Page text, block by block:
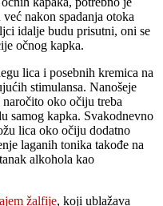
nakon spadanja otoka
idalje budu prisutni, oni se
očnog kapka.
lica i posebnih kremica na
stimulansa. Nanošeje
oko očiju treba
samog kapka. Svakodnevno
lica oko očiju dodatno
laganih tonika takođe na
alkohola kao
žalfije, koji ublažava